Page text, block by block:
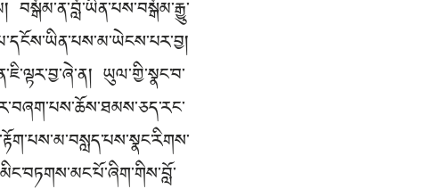
བསྒོམ་ན་བློ་ཡིན་པས་བསྒོམ་རྒྱུ་
ཡུལ་གྱི་སྣང་བ་